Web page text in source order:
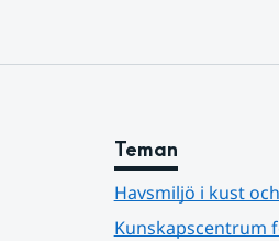
Teman
Havsmiljö i kust
Kunskapscentrum